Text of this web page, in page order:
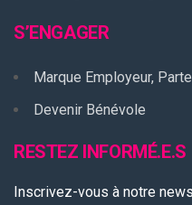
S’ENGAGER
Marque Employeur,
Devenir Bénévole
RESTEZ INFORMÉ.E.S
Inscrivez-vous à notre